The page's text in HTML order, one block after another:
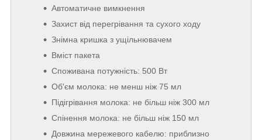
Автоматичне вимкнення
Захист від перегрівання та сухого ходу
Знімна кришка з ущільнювачем
Вміст пакета
Споживана потужність: 500 Вт
Об'єм молока: не менш ніж 75 мл
Підігрівання молока: не більш ніж 300 мл
Спінення молока: не більш ніж 150 мл
Довжина мережевого кабелю: приблизно